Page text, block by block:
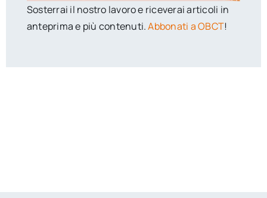
Sosterrai il nostro lavoro e riceverai articoli in
anteprima e più contenuti.Abbonati a OBCT!